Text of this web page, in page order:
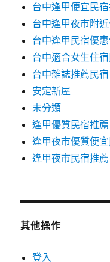
台中逢甲便宜民
台中逢甲夜市附
台中逢甲民宿優
台中適合女生住
台中雜誌推薦民宿
安定新屋
未分類
逢甲優質民宿推薦
逢甲夜市優質便
逢甲夜市民宿推薦
其他操作
登入